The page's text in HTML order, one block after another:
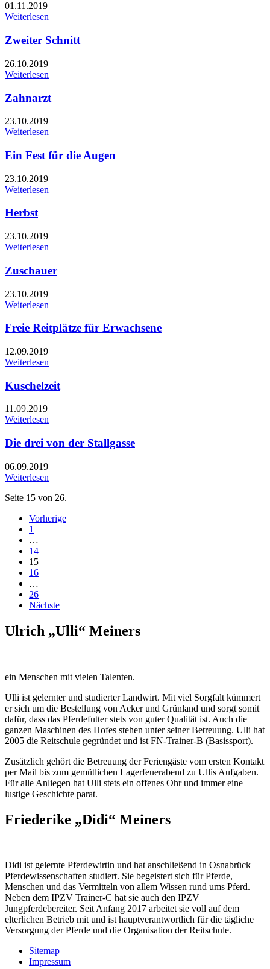
01.11.2019
Weiterlesen
Zweiter Schnitt
26.10.2019
Weiterlesen
Zahnarzt
23.10.2019
Weiterlesen
Ein Fest für die Augen
23.10.2019
Weiterlesen
Herbst
23.10.2019
Weiterlesen
Zuschauer
23.10.2019
Weiterlesen
Freie Reitplätze für Erwachsene
12.09.2019
Weiterlesen
Kuschelzeit
11.09.2019
Weiterlesen
Die drei von der Stallgasse
06.09.2019
Weiterlesen
Seite 15 von 26.
Vorherige
1
…
14
15
16
…
26
Nächste
Ulrich „Ulli“ Meiners
ein Menschen mit vielen Talenten.
Ulli ist gelernter und studierter Landwirt. Mit viel Sorgfalt kümmert
er sich um die Bestellung von Acker und Grünland und sorgt somit
dafür, dass das Pferdefutter stets von guter Qualität ist. Auch die
ganzen Maschinen des Hofes stehen unter seiner Betreuung. Ulli hat
2005 die Reitschule gegründet und ist FN-Trainer-B (Basissport).
Zusätzlich gehört die Betreuung der Feriengäste vom ersten Kontakt
per Mail bis zum gemütlichen Lagerfeuerabend zu Ullis Aufgaben.
Für alle Anliegen hat Ulli stets ein offenes Ohr und immer eine
lustige Geschichte parat.
Friederike „Didi“ Meiners
Didi ist gelernte Pferdewirtin und hat anschließend in Osnabrück
Pferdewissenschaften studiert. Sie begeistert sich für Pferde,
Menschen und das Vermitteln von allem Wissen rund ums Pferd.
Neben dem IPZV Trainer-C hat sie auch den IPZV
Jungpferdebereiter. Seit Anfang 2017 arbeitet sie voll auf dem
elterlichen Betrieb mit und ist hauptverantwortlich für die tägliche
Versorgung der Pferde und die Organisation der Reitschule.
Sitemap
Impressum